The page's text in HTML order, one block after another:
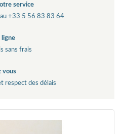
service
au +33 5 56 83 83 64
ligne
sans frais
vous
respect des délais